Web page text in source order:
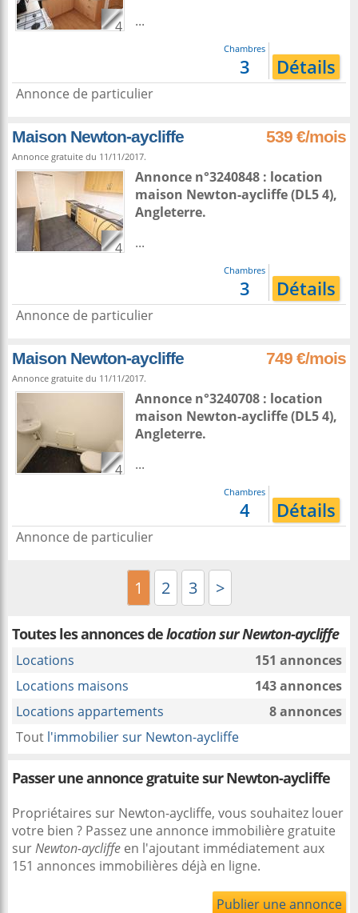
4
...
Chambres
3 Détails
Annonce de particulier
Maison Newton-aycliffe 539 €/mois
Annonce gratuite du 11/11/2017.
4
Annonce n°3240848 : location
maison Newton-aycliffe(DL5 4),
Angleterre.
...
Chambres
3 Détails
Annonce de particulier
Maison Newton-aycliffe 749 €/mois
Annonce gratuite du 11/11/2017.
4
Annonce n°3240708 : location
maison Newton-aycliffe(DL5 4),
Angleterre.
...
Chambres
4 Détails
Annonce de particulier
1 2 3 >
Toutes les annonces delocation sur Newton-aycliffe
Locations
151 annonces
Locations maisons
143 annonces
Locations appartements
8 annonces
Tout l'immobilier sur Newton-aycliffe
Passer une annonce gratuite sur Newton-aycliffe
Propriétaires sur Newton-aycliffe, vous souhaitez louer
votre bien ? Passez une annonce immobilière gratuite
surNewton-aycliffe en l'ajoutant immédiatement aux
151 annonces immobilières déjà en ligne.
Publier une annonce